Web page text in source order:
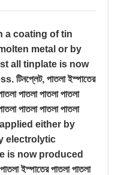
a coating of tin
metal or by
all tinplate is now
পাতলা ইস্পাতের
পাতলা পাতলা পাতলা
পাতলা পাতলা পাতলা
applied either by
electrolytic
is now produced
ইস্পাতের পাতলা পাতলা